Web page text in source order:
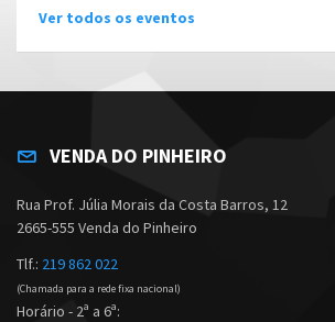
Ver todos os eventos
VENDA DO PINHEIRO
Rua Prof. Júlia Morais da Costa Barros, 12
2665-555 Venda do Pinheiro
Tlf.: 219 862 022
(Chamada para a rede fixa nacional)
Horário - 2ª a 6ª: